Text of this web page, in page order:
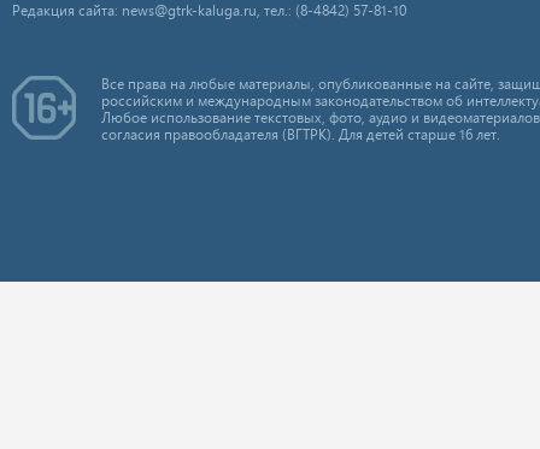
Редакция сайта: news@gtrk-kaluga.ru, тел.: (8-4842) 57-81-10
Все права на любые материалы, опубликованные на сайте,
российским и международным законодательством об
Любое использование текстовых, фото, аудио и
согласия правообладателя (ВГТРК). Для детей старше 16 лет.